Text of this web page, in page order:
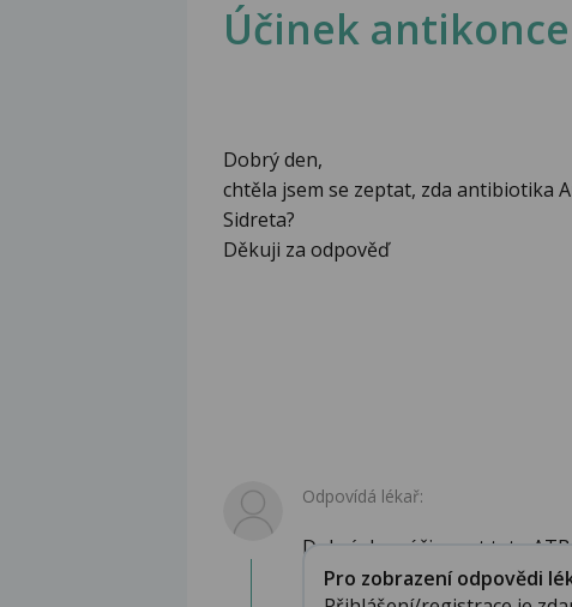
Účinek
Dobrý den,
chtěla jsem se zeptat, zda antibiotika
Sidreta?
Děkuji za odpověď
Odpovídá lékař:
Dobrý den, účinnost tato
Pro zobrazení odpovědi